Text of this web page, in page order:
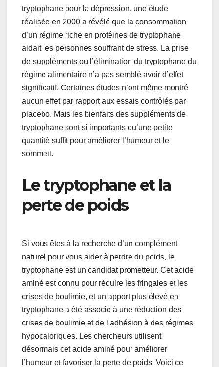
tryptophane pour la dépression, une étude
réalisée en 2000 a révélé que la consommation
d’un régime riche en protéines de tryptophane
aidait les personnes souffrant de stress. La prise
de suppléments ou l’élimination du tryptophane du
régime alimentaire n’a pas semblé avoir d’effet
significatif. Certaines études n’ont même montré
aucun effet par rapport aux essais contrôlés par
placebo. Mais les bienfaits des suppléments de
tryptophane sont si importants qu’une petite
quantité suffit pour améliorer l’humeur et le
sommeil.
Le tryptophane et la
perte de poids
Si vous êtes à la recherche d’un complément
naturel pour vous aider à perdre du poids, le
tryptophane est un candidat prometteur. Cet acide
aminé est connu pour réduire les fringales et les
crises de boulimie, et un apport plus élevé en
tryptophane a été associé à une réduction des
crises de boulimie et de l’adhésion à des régimes
hypocaloriques. Les chercheurs utilisent
désormais cet acide aminé pour améliorer
l’humeur et favoriser la perte de poids. Voici ce